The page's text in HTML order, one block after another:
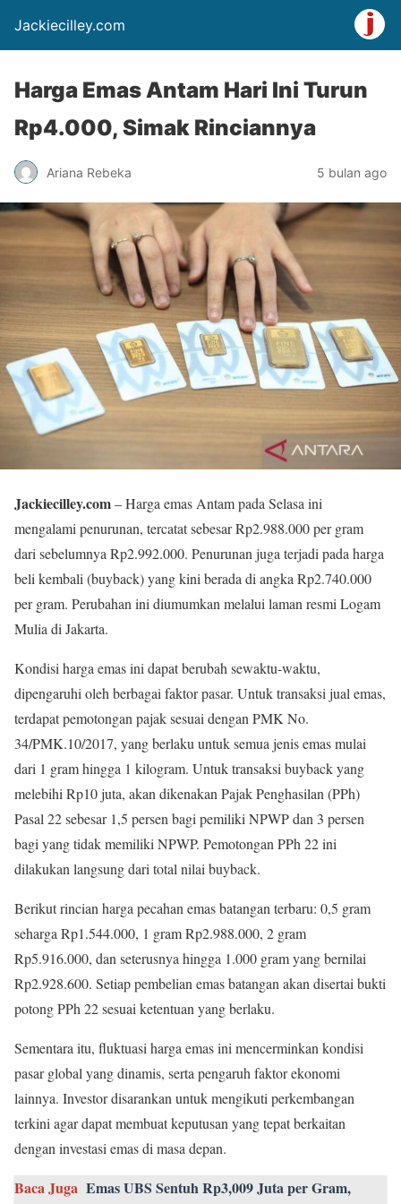
Jackiecilley.com
Harga Emas Antam Hari Ini Turun
Rp4.000, Simak Rinciannya
Ariana Rebeka 5 bulan ago
Jackiecilley.com– Harga emas Antam pada Selasa ini
mengalami penurunan, tercatat sebesar Rp2.988.000 per gram
dari sebelumnya Rp2.992.000. Penurunan juga terjadi pada harga
beli kembali (buyback) yang kini berada di angka Rp2.740.000
per gram. Perubahan ini diumumkan melalui laman resmi Logam
Mulia di Jakarta.
Kondisi harga emas ini dapat berubah sewaktu-waktu,
dipengaruhi oleh berbagai faktor pasar. Untuk transaksi jual emas,
terdapat pemotongan pajak sesuai dengan PMK No.
34/PMK.10/2017, yang berlaku untuk semua jenis emas mulai
dari 1 gram hingga 1 kilogram. Untuk transaksi buyback yang
melebihi Rp10 juta, akan dikenakan Pajak Penghasilan (PPh)
Pasal 22 sebesar 1,5 persen bagi pemiliki NPWP dan 3 persen
bagi yang tidak memiliki NPWP. Pemotongan PPh 22 ini
dilakukan langsung dari total nilai buyback.
Berikut rincian harga pecahan emas batangan terbaru: 0,5 gram
seharga Rp1.544.000, 1 gram Rp2.988.000, 2 gram
Rp5.916.000, dan seterusnya hingga 1.000 gram yang bernilai
Rp2.928.600. Setiap pembelian emas batangan akan disertai bukti
potong PPh 22 sesuai ketentuan yang berlaku.
Sementara itu, fluktuasi harga emas ini mencerminkan kondisi
pasar global yang dinamis, serta pengaruh faktor ekonomi
lainnya. Investor disarankan untuk mengikuti perkembangan
terkini agar dapat membuat keputusan yang tepat berkaitan
dengan investasi emas di masa depan.
Baca Juga Emas UBS Sentuh Rp3,009 Juta per Gram,